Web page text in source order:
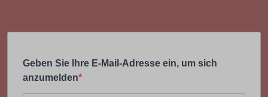
Geben Sie Ihre E-Mail-Adresse ein, um sich
anzumelden